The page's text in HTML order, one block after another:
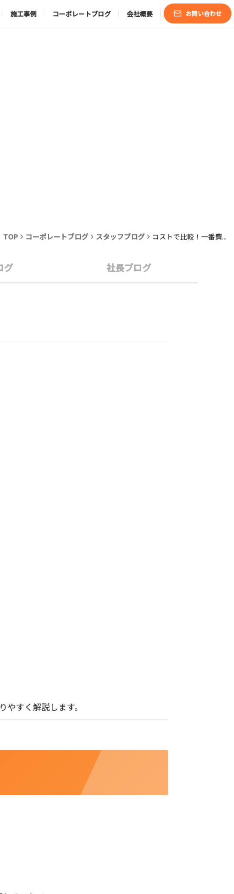
施工事例 コーポレートブログ 会社概要 お問い合わせ
TOP コーポレートブログ スタッフブログ コストで比較！一番費...
グ 社長ブログ
やすく解説します。